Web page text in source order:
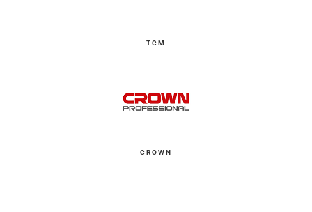
TCM
CROWN